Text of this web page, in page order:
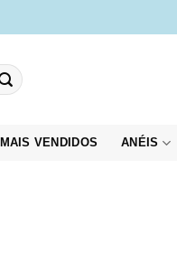
MAIS VENDIDOS ANÉIS